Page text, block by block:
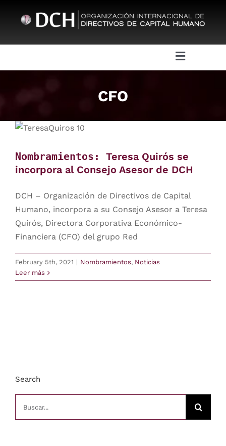
Toggle
Eventos
DCH HR Academy
CFO
Nombramientos: Teresa Quirós se
incorpora al Consejo Asesor de DCH
DCH – Organización de Directivos de Capital
Humano, incorpora a su Consejo Asesor a Teresa
Quirós, Directora Corporativa Económico-
Financiera (CFO) del grupo Red
February 5th, 2021 | Nombramientos, Noticias
Leer más
Search